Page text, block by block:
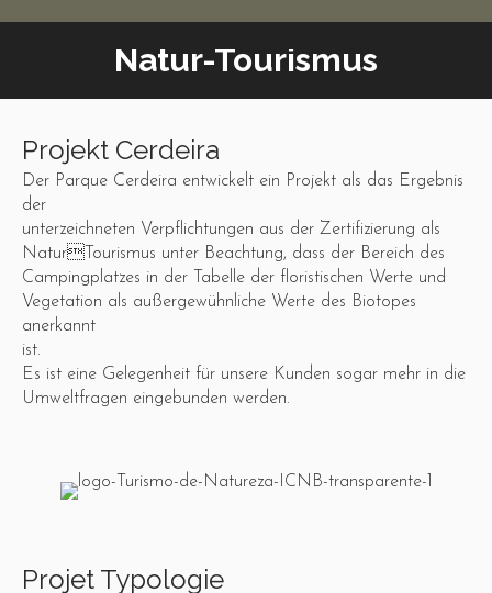
Natur-Tourismus
Projekt Cerdeira
Der Parque Cerdeira entwickelt ein Projekt als das Ergebnis
der
unterzeichneten Verpflichtungen aus der Zertifizierung als
NaturTourismus unter Beachtung, dass der Bereich des
Campingplatzes in der Tabelle der floristischen Werte und
Vegetation als außergewühnliche Werte des Biotopes
anerkannt
ist.
Es ist eine Gelegenheit für unsere Kunden sogar mehr in die
Umweltfragen eingebunden werden.
Projet Typologie